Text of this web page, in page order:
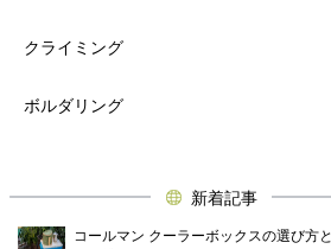
クライミング
ボルダリング
新着記事
コールマン クーラーボックスの選び方